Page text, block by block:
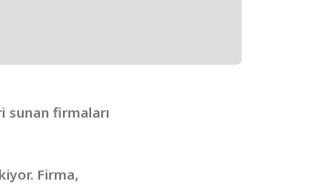
sunan firmaları
Firma,